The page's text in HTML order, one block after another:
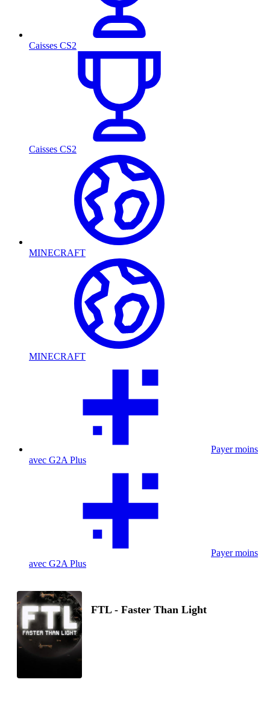
Caisses CS2
Caisses CS2
MINECRAFT
MINECRAFT
Payer moins
avec G2A Plus
Payer moins
avec G2A Plus
FTL - Faster Than Light